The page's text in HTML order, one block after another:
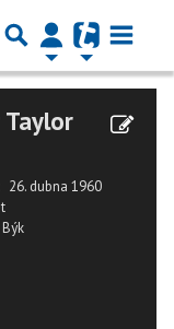
Taylor
26. dubna 1960
Býk